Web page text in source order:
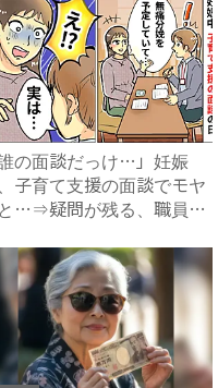
誰の面談だっけ…」妊娠
子育て支援の面談でモヤ
…⇒疑問が残る、職員の